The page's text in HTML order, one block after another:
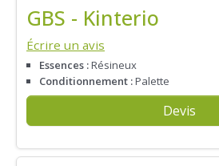
GBS - Kinterio
Écrire un avis
Essences :Résineux
Conditionnement :Palette
Devis